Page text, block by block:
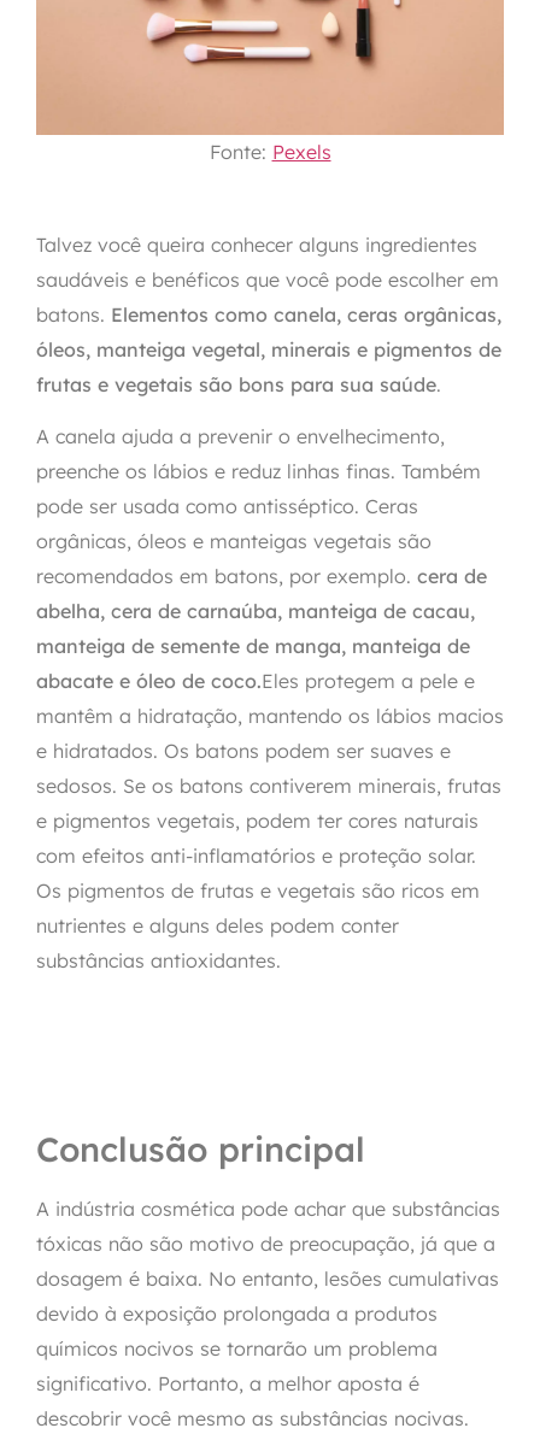
Fonte: Pexels
Talvez você queira conhecer alguns ingredientes
saudáveis e benéficos que você pode escolher em
batons. Elementos como canela, ceras orgânicas,
óleos, manteiga vegetal, minerais e pigmentos de
frutas e vegetais são bons para sua saúde.
A canela ajuda a prevenir o envelhecimento,
preenche os lábios e reduz linhas finas. Também
pode ser usada como antisséptico. Ceras
orgânicas, óleos e manteigas vegetais são
recomendados em batons, por exemplo. cera de
abelha, cera de carnaúba, manteiga de cacau,
manteiga de semente de manga, manteiga de
abacate e óleo de coco.Eles protegem a pele e
mantêm a hidratação, mantendo os lábios macios
e hidratados. Os batons podem ser suaves e
sedosos. Se os batons contiverem minerais, frutas
e pigmentos vegetais, podem ter cores naturais
com efeitos anti-inflamatórios e proteção solar.
Os pigmentos de frutas e vegetais são ricos em
nutrientes e alguns deles podem conter
substâncias antioxidantes.
Conclusão principal
A indústria cosmética pode achar que substâncias
tóxicas não são motivo de preocupação, já que a
dosagem é baixa. No entanto, lesões cumulativas
devido à exposição prolongada a produtos
químicos nocivos se tornarão um problema
significativo. Portanto, a melhor aposta é
descobrir você mesmo as substâncias nocivas.